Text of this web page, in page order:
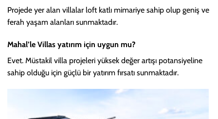
Projede yer alan villalar loft katlı mimariye sahip olup geniş ve
ferah yaşam alanları sunmaktadır.
Mahal’le Villas yatırım için uygun mu?
Evet. Müstakil villa projeleri yüksek değer artışı potansiyeline
sahip olduğu için güçlü bir yatırım fırsatı sunmaktadır.